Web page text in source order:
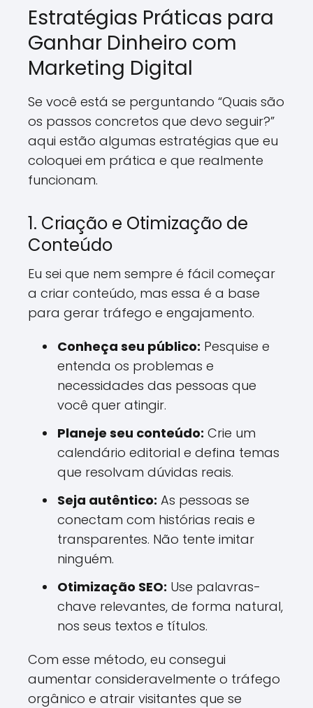
Estratégias Práticas para
Ganhar Dinheiro com
Marketing Digital
Se você está se perguntando “Quais são
os passos concretos que devo seguir?”
aqui estão algumas estratégias que eu
coloquei em prática e que realmente
funcionam.
1. Criação e Otimização de
Conteúdo
Eu sei que nem sempre é fácil começar
a criar conteúdo, mas essa é a base
para gerar tráfego e engajamento.
Conheça seu público: Pesquise e
entenda os problemas e
necessidades das pessoas que
você quer atingir.
Planeje seu conteúdo: Crie um
calendário editorial e defina temas
que resolvam dúvidas reais.
Seja autêntico: As pessoas se
conectam com histórias reais e
transparentes. Não tente imitar
ninguém.
Otimização SEO: Use palavras-
chave relevantes, de forma natural,
nos seus textos e títulos.
Com esse método, eu consegui
aumentar consideravelmente o tráfego
orgânico e atrair visitantes que se